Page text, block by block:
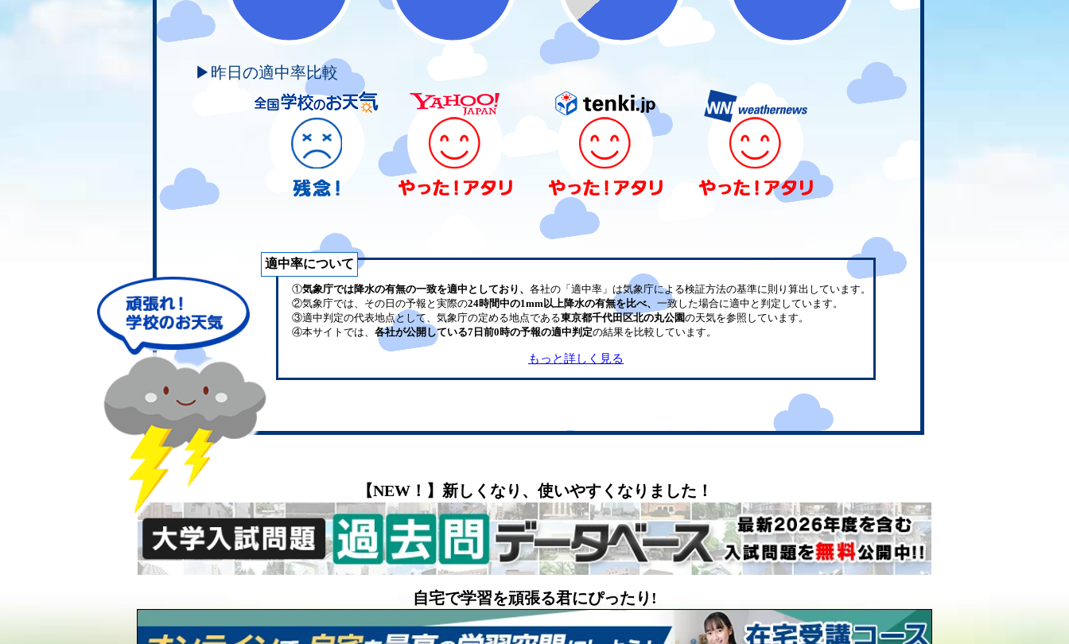
▶昨日の適中率比較
適中率について
①気象庁では降水の有無の一致を適中としており、 各社の「適中率」は気象庁による検証方法の基準に則り算出しています。
②気象庁では、その日の予報と実際の24時間中の1mm以上降水の有無を比べ、 一致した場合に適中と判定しています。
③適中判定の代表地点として、気象庁の定める地点である東京都千代田区北の丸公園の天気を参照しています。
④本サイトでは、 各社が公開している7日前0時の予報の適中判定の結果を比較しています。
もっと詳しく見る
【NEW！】新しくなり、使いやすくなりました！
自宅で学習を頑張る君にぴったり!